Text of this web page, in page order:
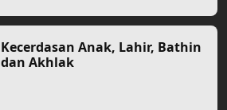
Kecerdasan Anak, Lahir, Bathin
dan Akhlak